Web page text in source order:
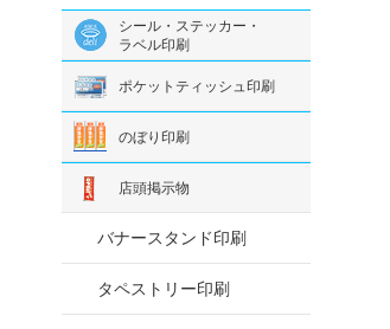
シール・ステッカー・
ラベル印刷
ポケットティッシュ印刷
のぼり印刷
店頭掲示物
バナースタンド印刷
タペストリー印刷